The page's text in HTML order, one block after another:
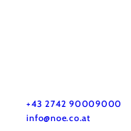
+43 2742 90009000
info@noe.co.at